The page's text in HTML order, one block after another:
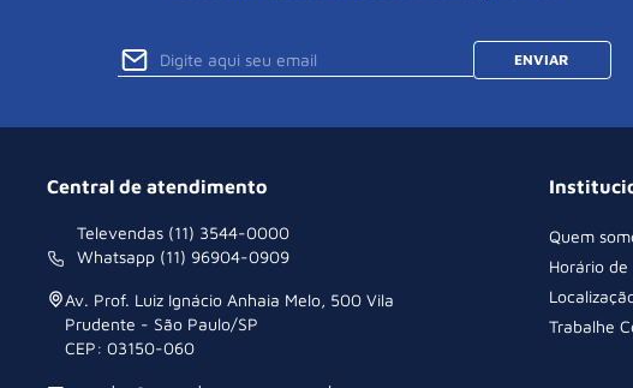
ENVIAR
Central de atendimento
Televendas (11) 3544-0000
Whatsapp (11) 96904-0909
Av. Prof. Luiz Ignácio Anhaia Melo, 500 Vila
Prudente - São Paulo/SP
CEP: 03150-060
Quem
Horário
Trabalhe